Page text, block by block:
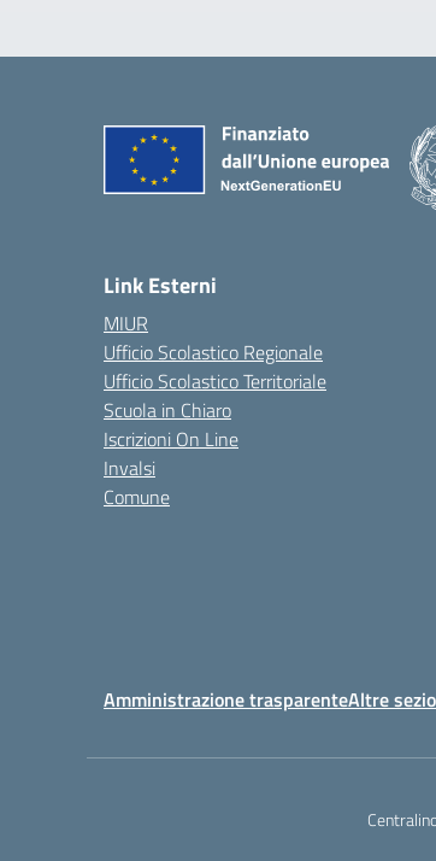
Link Esterni
MIUR
Ufficio Scolastico Regionale
Ufficio Scolastico Territoriale
Scuola in Chiaro
Iscrizioni On Line
Invalsi
Comune
Amministrazione trasparenteAltre